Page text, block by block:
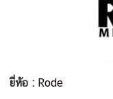
ยี่ห้อ : Rode